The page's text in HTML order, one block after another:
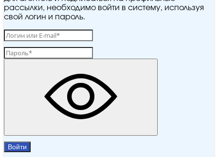
рассылки, необходимо войти в систему, используя
свой логин и пароль.
Войти